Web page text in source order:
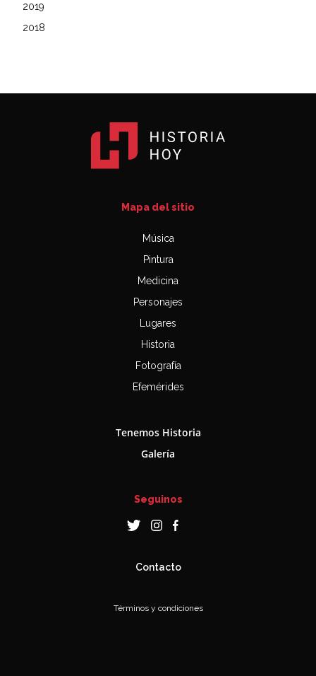
2019
2018
Mapa del sitio
Música
Pintura
Medicina
Personajes
Lugares
Historia
Fotografía
Efemérides
Tenemos Historia
Galería
Seguinos
Contacto
Términos y condiciones